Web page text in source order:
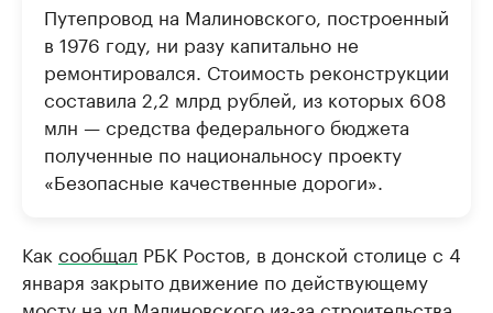
Путепровод на Малиновского, построенный
в 1976 году, ни разу капитально не
ремонтировался. Стоимость реконструкции
составила 2,2 млрд рублей, из которых 608
млн — средства федерального бюджета
полученные по национальносу проекту
«Безопасные качественные дороги».
Как сообщал РБК Ростов, в донской столице с 4
января закрыто движение по действующему